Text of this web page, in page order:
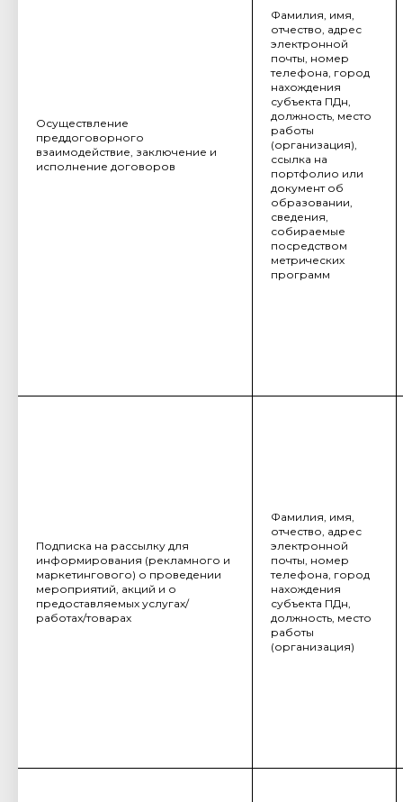
Осуществление
преддоговорного
взаимодействие, заключение и
исполнение договоров
Фамилия, имя,
отчество, адрес
электронной
почты, номер
телефона, город
нахождения
субъекта ПДн,
должность, место
работы
(организация),
ссылка на
портфолио или
документ об
образовании,
сведения,
собираемые
посредством
метрических
программ
Подписка на рассылку для
информирования (рекламного и
маркетингового) о проведении
мероприятий, акций и о
предоставляемых услугах/
работах/товарах
Фамилия, имя,
отчество, адрес
электронной
почты, номер
телефона, город
нахождения
субъекта ПДн,
должность, место
работы
(организация)